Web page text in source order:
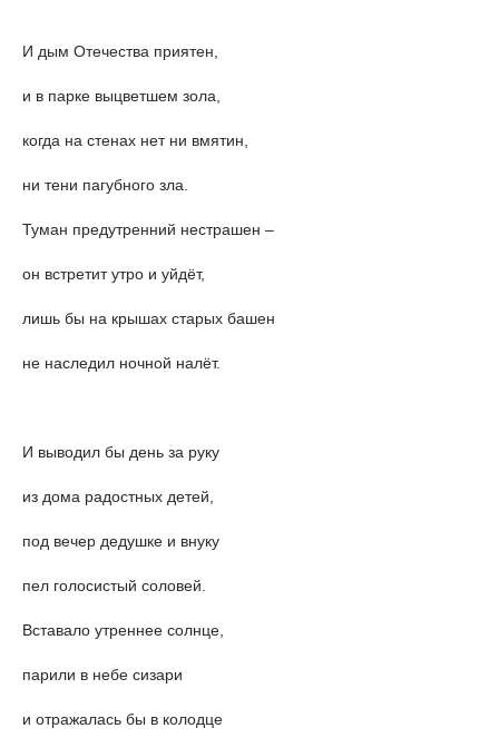
И дым Отечества приятен,
и в парке выцветшем зола,
когда на стенах нет ни вмятин,
ни тени пагубного зла.
Туман предутренний нестрашен –
он встретит утро и уйдёт,
лишь бы на крышах старых башен
не наследил ночной налёт.
И выводил бы день за руку
из дома радостных детей,
под вечер дедушке и внуку
пел голосистый соловей.
Вставало утреннее солнце,
парили в небе сизари
и отражалась бы в колодце